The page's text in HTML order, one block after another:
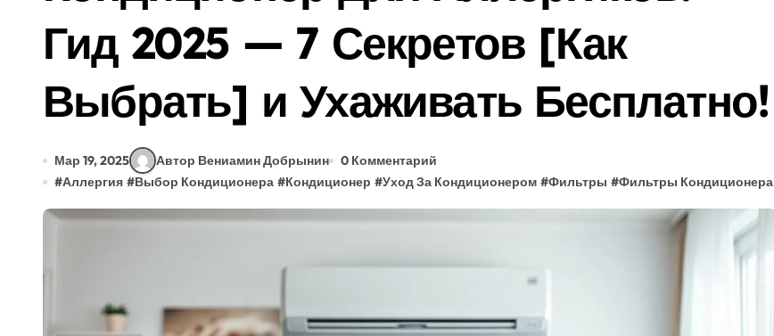
Гидроизоляция Бассейна (2025): Как Выбрать? Гид + Секреты!
Душевая Кабина Для Пожилых: Как Выбрать Лучшую (Гид 2025 + Советы Экспертов)
Обогрев Бытовки Зимой 2025: Какой Лучше (Топ-5) + Секреты Экономии!
Электроинструмент (2025): Как Выбрать Лучший Для Дома Бесплатно + Гид!
Улучшение Дома И Участка: 5 Секретов (Гид 2025) Для Эффективной Работы!
Гид 2025 — 7 Секретов [Как
Выбрать] и Ухаживать Бесплатно!
Мар 19, 2025 Автор Вениамин Добрынин
0 Комментарий
#Аллергия #Выбор Кондиционера #Кондиционер #Уход За Кондиционером #Фильтры #Фильтры Кондиционера